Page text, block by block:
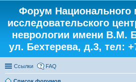
Форум Национального
исследовательского
неврологии имени В.М.
ул. Бехтерева, д.3, тел:
Ссылки FAQ